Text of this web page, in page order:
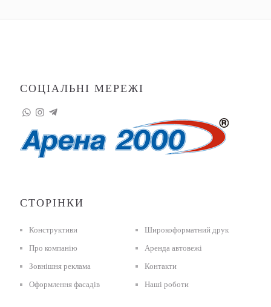
СОЦІАЛЬНІ МЕРЕЖІ
СТОРІНКИ
Конструктиви
Про компанію
Зовнішня реклама
Оформлення фасадів
Широкоформатний друк
Аренда автовежі
Контакти
Наші роботи